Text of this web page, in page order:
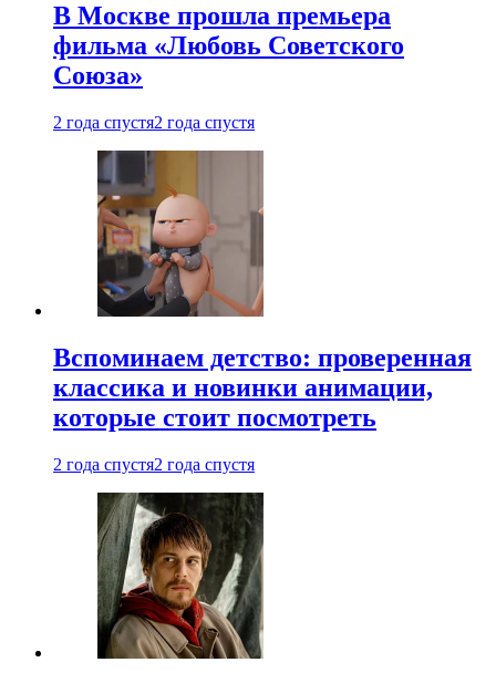
В Москве прошла премьера
фильма «Любовь Советского
Союза»
2 года спустя2 года спустя
Вспоминаем детство: проверенная
классика и новинки анимации,
которые стоит посмотреть
2 года спустя2 года спустя